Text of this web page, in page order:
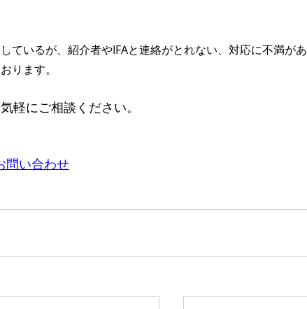
ているが、紹介者やIFAと連絡がとれない、対応に不満があ
ります。
軽にご相談ください。
い合わせ